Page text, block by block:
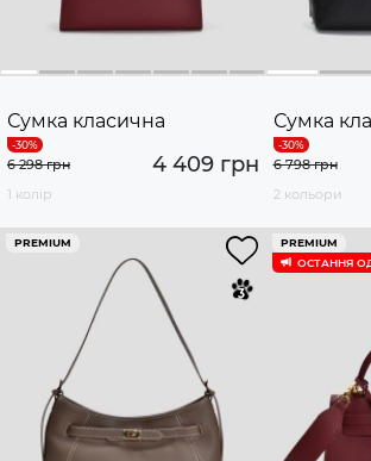
Сумка класична
4 409 грн
6 298 грн
1 колір
Сумка
6 798 грн
2 кольори
PREMIUM
PREMIUM
ОСТАННЯ